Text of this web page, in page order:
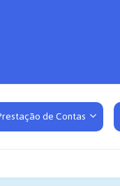
de Contas